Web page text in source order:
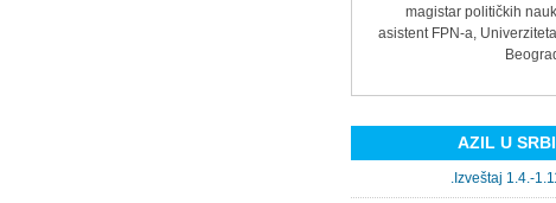
magistar političkih
asistent FPN-a,
AZIL U
Izveštaj 1.4.-